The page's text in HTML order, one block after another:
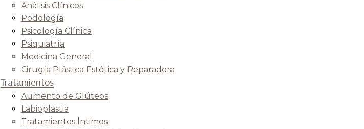
Análisis Clínicos
Podología
Psicología Clínica
Psiquiatría
Medicina General
Cirugía Plástica Estética y Reparadora
Tratamientos
Aumento de Glúteos
Labioplastia
Tratamientos Íntimos